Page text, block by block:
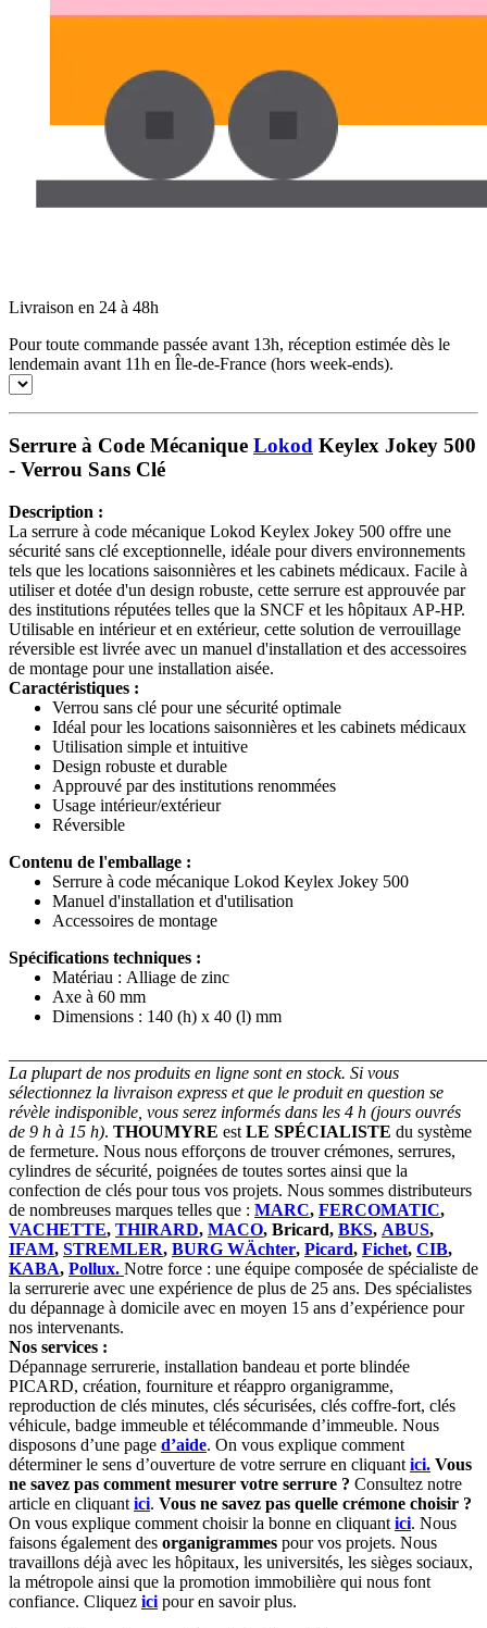
Livraison en 24 à 48h
Pour toute commande passée avant 13h, réception estimée dès le
lendemain avant 11h en Île-de-France (hors week-ends).
Serrure à Code Mécanique Lokod Keylex Jokey 500
- Verrou Sans Clé
Description :
La serrure à code mécanique Lokod Keylex Jokey 500 offre une
sécurité sans clé exceptionnelle, idéale pour divers environnements
tels que les locations saisonnières et les cabinets médicaux. Facile à
utiliser et dotée d'un design robuste, cette serrure est approuvée par
des institutions réputées telles que la SNCF et les hôpitaux AP-HP.
Utilisable en intérieur et en extérieur, cette solution de verrouillage
réversible est livrée avec un manuel d'installation et des accessoires
de montage pour une installation aisée.
Caractéristiques :
Verrou sans clé pour une sécurité optimale
Idéal pour les locations saisonnières et les cabinets médicaux
Utilisation simple et intuitive
Design robuste et durable
Approuvé par des institutions renommées
Usage intérieur/extérieur
Réversible
Contenu de l'emballage :
Serrure à code mécanique Lokod Keylex Jokey 500
Manuel d'installation et d'utilisation
Accessoires de montage
Spécifications techniques :
Matériau : Alliage de zinc
Axe à 60 mm
Dimensions : 140 (h) x 40 (l) mm
La plupart de nos produits en ligne sont en stock. Si vous
sélectionnez la livraison express et que le produit en question se
révèle indisponible, vous serez informés dans les 4 h (jours ouvrés
de 9 h à 15 h). THOUMYRE est LE SPÉCIALISTE du système
de fermeture. Nous nous efforçons de trouver crémones, serrures,
cylindres de sécurité, poignées de toutes sortes ainsi que la
confection de clés pour tous vos projets. Nous sommes distributeurs
de nombreuses marques telles que : MARC, FERCOMATIC,
VACHETTE, THIRARD, MACO, Bricard, BKS, ABUS,
IFAM, STREMLER, BURG WÄchter, Picard, Fichet, CIB,
KABA, Pollux. Notre force : une équipe composée de spécialiste de
la serrurerie avec une expérience de plus de 25 ans. Des spécialistes
du dépannage à domicile avec en moyen 15 ans d’expérience pour
nos intervenants.
Nos services :
Dépannage serrurerie, installation bandeau et porte blindée
PICARD, création, fourniture et réappro organigramme,
reproduction de clés minutes, clés sécurisées, clés coffre-fort, clés
véhicule, badge immeuble et télécommande d’immeuble. Nous
disposons d’une page d’aide. On vous explique comment
déterminer le sens d’ouverture de votre serrure en cliquant ici. Vous
ne savez pas comment mesurer votre serrure ? Consultez notre
article en cliquant ici. Vous ne savez pas quelle crémone choisir ?
On vous explique comment choisir la bonne en cliquant ici. Nous
faisons également des organigrammes pour vos projets. Nous
travaillons déjà avec les hôpitaux, les universités, les sièges sociaux,
la métropole ainsi que la promotion immobilière qui nous font
confiance. Cliquez ici pour en savoir plus.